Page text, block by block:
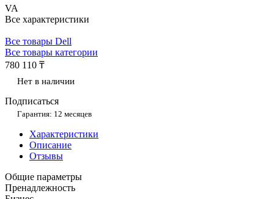
VA
Все характеристики
Все товары Dell
Все товары категории
780 110 ₸
Нет в наличии
Подписаться
Гарантия: 12 месяцев
Характеристики
Описание
Отзывы
Общие параметры
Пренадлежность